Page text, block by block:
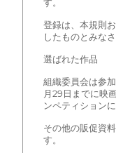
す。
登録は、本規則
したものとみなさ
選ばれた作品
組織委員会は参
月29日までに映
ンペティション
その他の販促資
す。